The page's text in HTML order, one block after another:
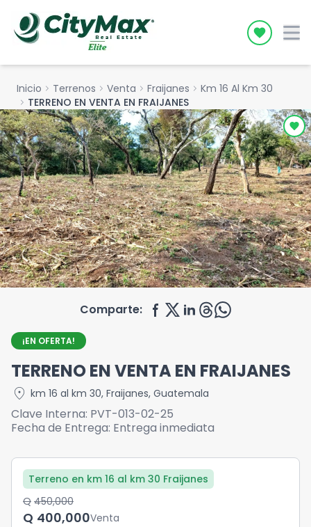
Icon
Inicio chevron_right Terrenos chevron_right Venta chevron_right Fraijanes chevron_right Km 16 Al Km 30
chevron_right TERRENO EN VENTA EN FRAIJANES
Comparte:
¡EN OFERTA!
TERRENO EN VENTA EN FRAIJANES
location_on km 16 al km 30, Fraijanes, Guatemala
Clave Interna: PVT-013-02-25
Fecha de Entrega: Entrega inmediata
Terreno en km 16 al km 30 Fraijanes
Q	450,000
Q	400,000Venta